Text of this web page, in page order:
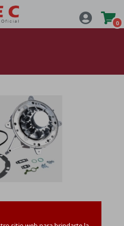
0
NRG 7861604